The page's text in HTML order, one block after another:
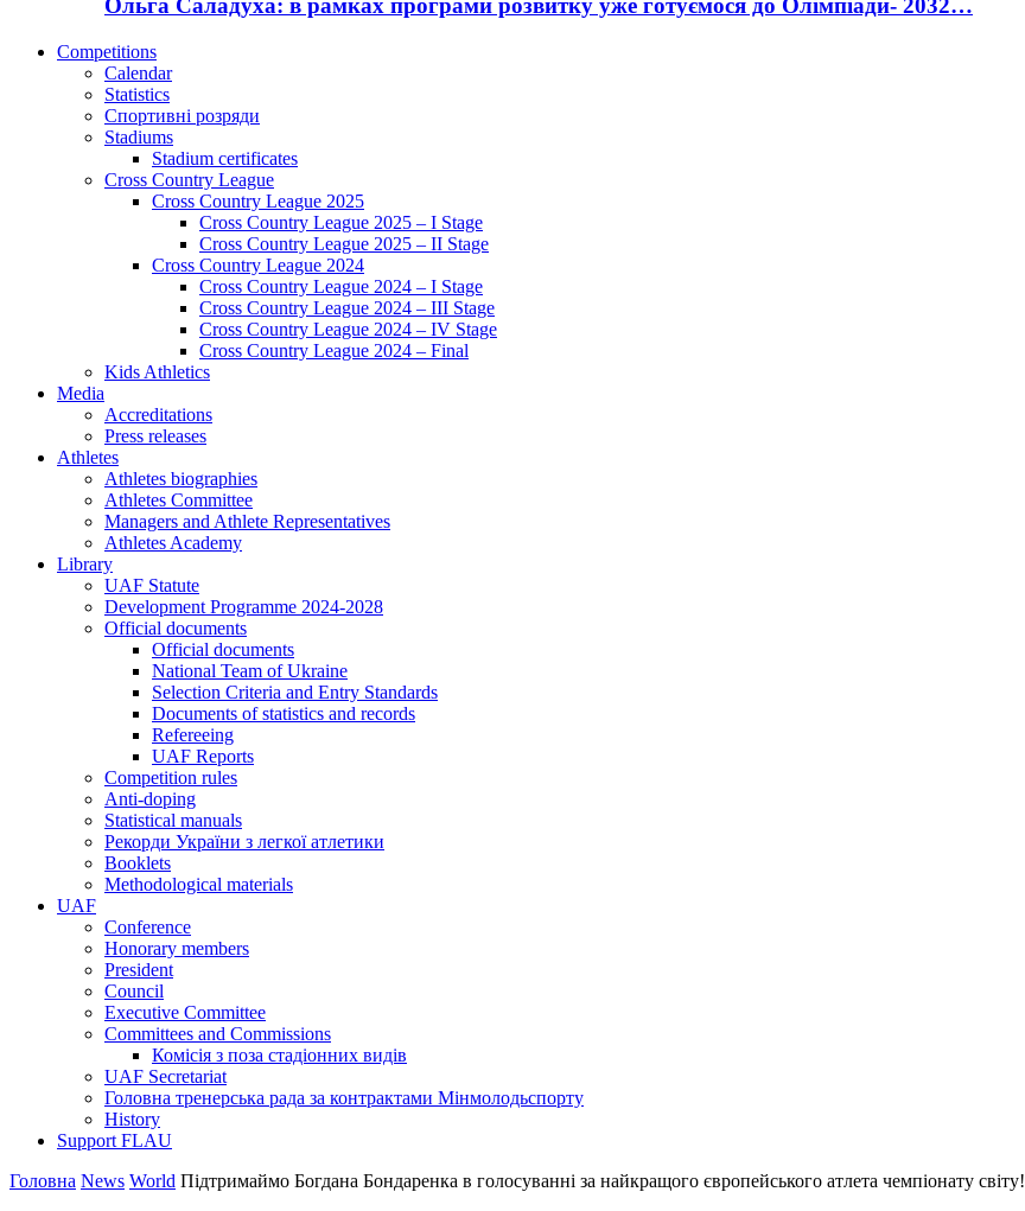
Ольга Саладуха: в рамках програми розвитку уже готуємося до Олімпіади- 2032…
Competitions
Calendar
Statistics
Спортивні розряди
Stadiums
Stadium certificates
Cross Country League
Cross Country League 2025
Cross Country League 2025 – I Stage
Cross Country League 2025 – II Stage
Cross Country League 2024
Cross Country League 2024 – I Stage
Cross Country League 2024 – III Stage
Cross Country League 2024 – IV Stage
Cross Country League 2024 – Final
Kids Athletics
Media
Accreditations
Press releases
Athletes
Athletes biographies
Athletes Committee
Managers and Athlete Representatives
Athletes Academy
Library
UAF Statute
Development Programme 2024-2028
Official documents
Official documents
National Team of Ukraine
Selection Criteria and Entry Standards
Documents of statistics and records
Refereeing
UAF Reports
Competition rules
Anti-doping
Statistical manuals
Рекорди України з легкої атлетики
Booklets
Methodological materials
UAF
Conference
Honorary members
President
Council
Executive Committee
Committees and Commissions
Комісія з поза стадіонних видів
UAF Secretariat
Головна тренерська рада за контрактами Мінмолодьспорту
History
Support FLAU
Головна News World Підтримаймо Богдана Бондаренка в голосуванні за найкращого європейського атлета чемпіонату світу!